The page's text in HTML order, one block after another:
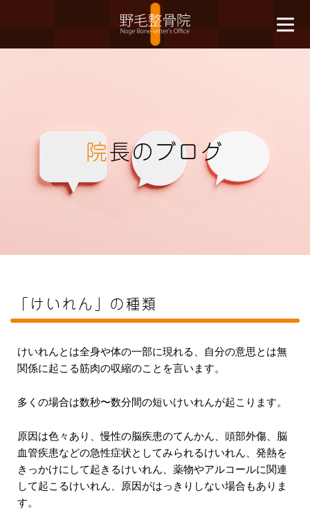
院長のブログ
「けいれん」の種類
けいれんとは全身や体の一部に現れる、自分の意思とは無
関係に起こる筋肉の収縮のことを言います。
多くの場合は数秒〜数分間の短いけいれんが起こります。
原因は色々あり、慢性の脳疾患のてんかん、頭部外傷、脳
血管疾患などの急性症状としてみられるけいれん、発熱を
きっかけにして起きるけいれん、薬物やアルコールに関連
して起こるけいれん、原因がはっきりしない場合もありま
す。